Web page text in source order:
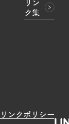
ク集
リンクポリシー